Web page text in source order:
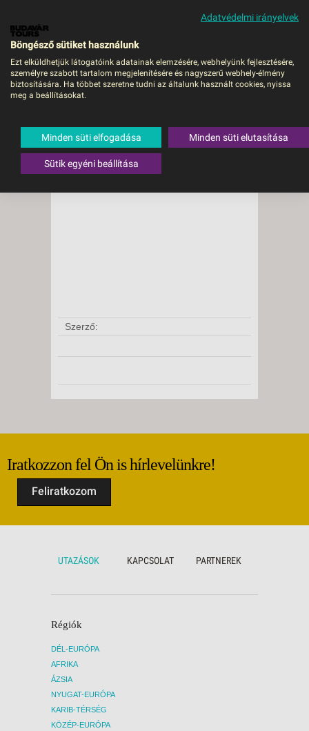
MENÜ
Szerző:
Iratkozzon fel Ön is hírlevelünkre!
Feliratkozom
UTAZÁSOK KAPCSOLAT PARTNEREK
Régiók
DÉL-EURÓPA
AFRIKA
ÁZSIA
NYUGAT-EURÓPA
KARIB-TÉRSÉG
KÖZÉP-EURÓPA
Adatvédelmi irányelvek
Böngésző sütiket használunk
Ezt elküldhetjük látogatóink adatainak elemzésére, webhelyünk fejlesztésére,
személyre szabott tartalom megjelenítésére és nagyszerű webhely-élmény
biztosítására. Ha többet szeretne tudni az általunk használt cookies, nyissa
meg a beállításokat.
Minden süti elfogadása Minden süti elutasítása
Sütik egyéni beállítása